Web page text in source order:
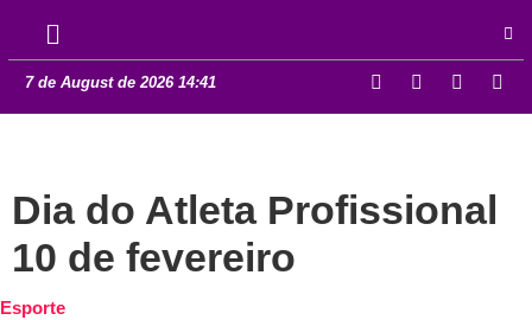
7 de August de 2026 14:41
Dia do Atleta Profissional
10 de fevereiro
Esporte